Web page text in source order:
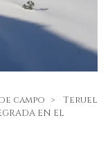
campo
Teruel
EN EL